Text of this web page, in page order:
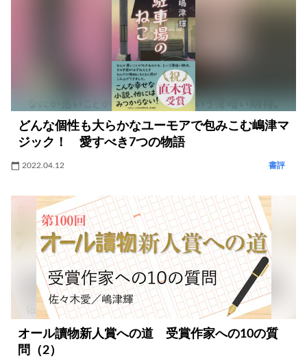
どんな個性も大らかなユーモアで包みこむ嶋津マ
ジック！ 愛すべき7つの物語
2022.04.12 書評
オール讀物新人賞への道 受賞作家への10の質
問（2）